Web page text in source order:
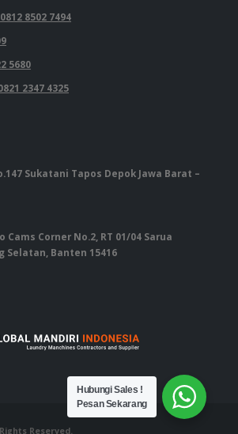
0812 8502 7494
5680
2347 4325
Sukatani Tapos Depok Jawa Barat –
Cams Corner No.2, RT 01/04 Sarua
Selatan, Banten 15416
Reserved.
Hubungi Sales !
Pesan Sekarang